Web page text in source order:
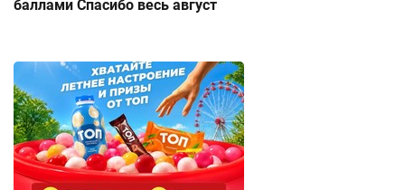
баллами Спасибо весь август